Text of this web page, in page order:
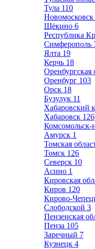
Тула 110
Новомосковск
Щёкино 6
Республика
Симферополь
Ялта 19
Керчь 18
Оренбургская
Оренбург 103
Орск 18
Бузулук 11
Хабаровский
Хабаровск 126
Комсомольск-
Амурск 1
Томская
Томск 126
Северск 10
Асино 1
Кировская
Киров 120
Кирово-
Слободской 3
Пензенская
Пенза 105
Заречный 7
Кузнецк 4